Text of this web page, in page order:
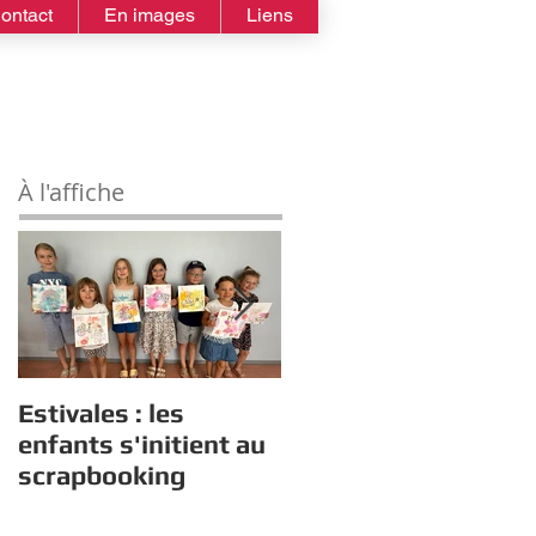
En images Liens
À l'affiche
Estivales : les
enfants s'initient au
scrapbooking